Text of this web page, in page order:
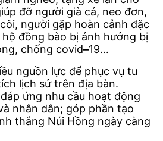
đỡ người già cả, neo đơn,
người gặp hoàn cảnh đặc
đồng bào bị ảnh hưởng bị
chống covid–19…
nguồn lực để phục vụ tu
lịch sử trên địa bàn.
ứng nhu cầu hoạt động
nhân dân; góp phần tạo
thắng Núi Hồng ngày càng